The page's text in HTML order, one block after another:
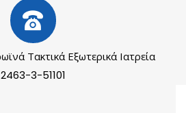
Τακτικά Εξωτερικά Ιατρεία
2463-3-51101